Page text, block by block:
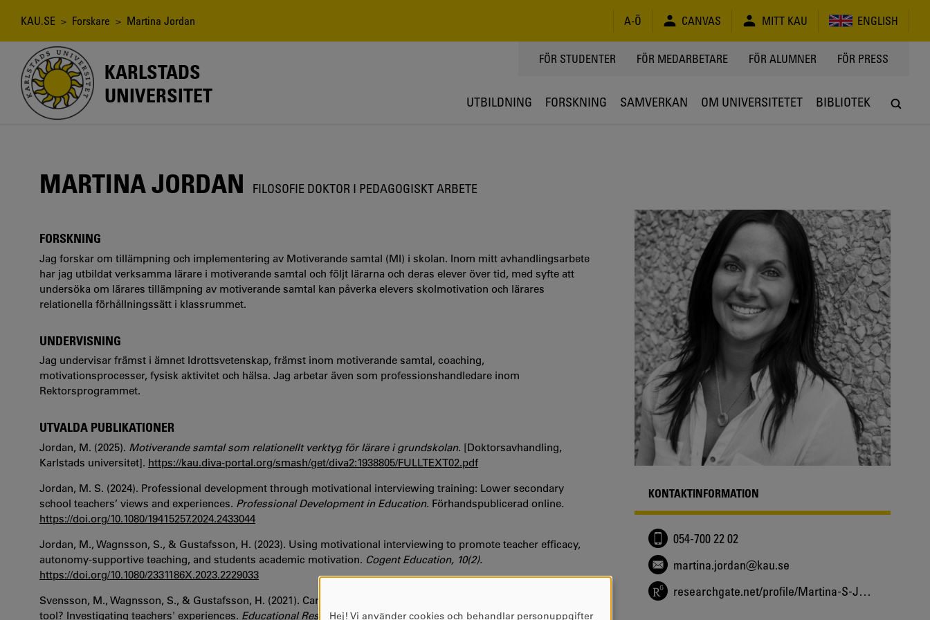
Länkstig
KAU.SE > Forskare > Martina Jordan A-Ö CANVAS MITT KAU ENGLISH
KARLSTADS
UNIVERSITET
TOPPMENY
FÖR STUDENTER FÖR MEDARBETARE FÖR ALUMNER FÖR PRESS
UTBILDNING FORSKNING SAMVERKAN OM UNIVERSITETET BIBLIOTEK
MARTINA JORDAN FILOSOFIE DOKTOR I PEDAGOGISKT ARBETE
FORSKNING
Jag forskar om tillämpning och implementering av Motiverande samtal (MI) i skolan. Inom mitt avhandlingsarbete
har jag utbildat verksamma lärare i motiverande samtal och följt lärarna och deras elever över tid, med syfte att
undersöka om lärares tillämpning av motiverande samtal kan påverka elevers skolmotivation och lärares
relationella förhållningssätt i klassrummet.
UNDERVISNING
Jag undervisar främst i ämnet Idrottsvetenskap, främst inom motiverande samtal, coaching,
motivationsprocesser, fysisk aktivitet och hälsa. Jag arbetar även som professionshandledare inom
Rektorsprogrammet.
UTVALDA PUBLIKATIONER
Jordan, M. (2025). Motiverande samtal som relationellt verktyg för lärare i grundskolan. [Doktorsavhandling,
Karlstads universitet]. https://kau.diva-portal.org/smash/get/diva2:1938805/FULLTEXT02.pdf
Jordan, M. S. (2024). Professional development through motivational interviewing training: Lower secondary
school teachers’ views and experiences. Professional Development in Education. Förhandspublicerad online.
https://doi.org/10.1080/19415257.2024.2433044
Jordan, M., Wagnsson, S., & Gustafsson, H. (2023). Using motivational interviewing to promote teacher efficacy,
autonomy-supportive teaching, and students academic motivation. Cogent Education, 10(2).
https://doi.org/10.1080/2331186X.2023.2229033
Svensson, M., Wagnsson, S., & Gustafsson, H. (2021). Can motivational interviewing be a helpful professional
tool? Investigating teachers' experiences. Educational Research, 63 (4), 440-455.
KONTAKTINFORMATION
054-700 22 02
martina.jordan@kau.se
researchgate.net/profile/Martina-S-Jordan
Hej! Vi använder cookies och behandlar personuppgifter